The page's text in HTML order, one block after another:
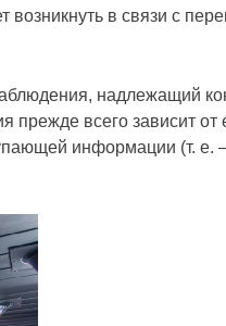
в связи с
надлежащий
всего зависит от
информации (т. е. –